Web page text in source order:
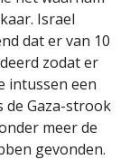
Israel
dat er van 10
zodat er
intussen een
Gaza-strook
meer de
gevonden.